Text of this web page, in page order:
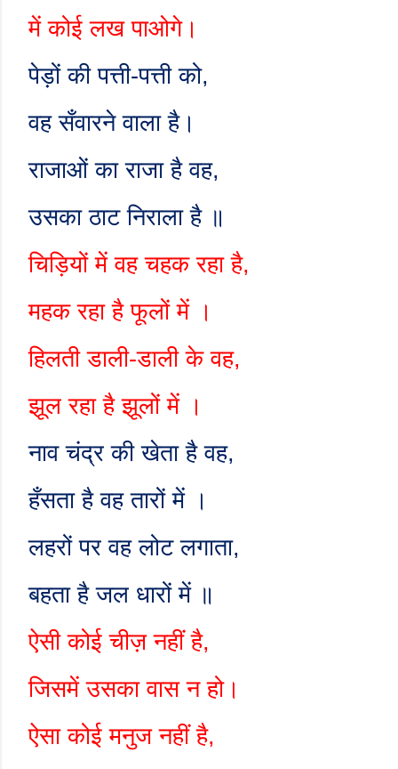
में कोई लख पाओगे।
पेड़ों की पत्ती-पत्ती को,
वह सँवारने वाला है।
राजाओं का राजा है वह,
उसका ठाट निराला है ॥
चिड़ियों में वह चहक रहा है,
महक रहा है फूलों में ।
हिलती डाली-डाली के वह,
झूल रहा है झूलों में ।
नाव चंद्र की खेता है वह,
हँसता है वह तारों में ।
लहरों पर वह लोट लगाता,
बहता है जल धारों में ॥
ऐसी कोई चीज़ नहीं है,
जिसमें उसका वास न हो।
ऐसा कोई मनुज नहीं है,